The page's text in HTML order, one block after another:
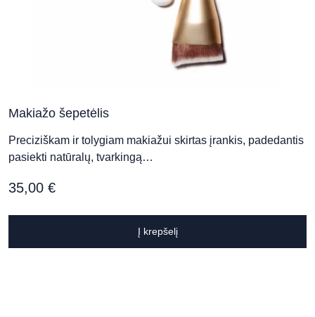
Makiažo šepetėlis
Preciziškam ir tolygiam makiažui skirtas įrankis, padedantis
pasiekti natūralų, tvarkingą…
35,00 €
Į krepšelį